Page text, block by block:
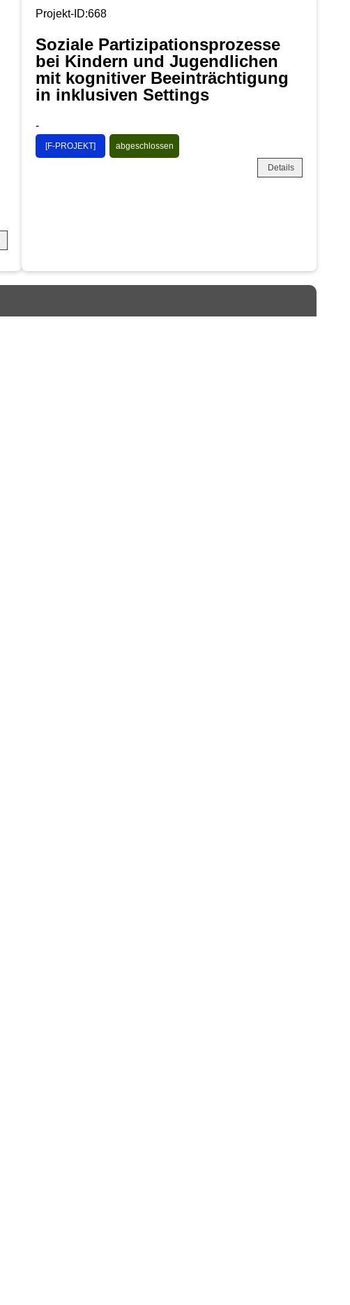
Projekt-ID:668
Soziale Partizipationsprozesse
bei Kindern und Jugendlichen
mit kognitiver Beeinträchtigung
in inklusiven Settings
-
[F-PROJEKT] abgeschlossen
Details